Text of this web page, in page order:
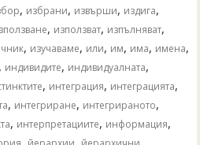
, избрани, извърши, издига,
, използват, изпълняват,
, изучаваме, или, им, има, имена,
, индивидите, индивидуалната,
, интеграция, интеграцията,
, интегриране, интегрираното,
, интерпретациите, информация,